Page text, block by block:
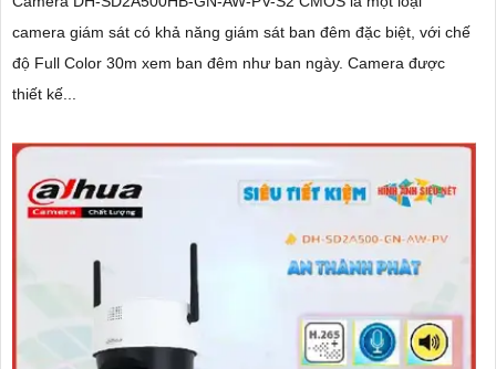
camera giám sát có khả năng giám sát ban đêm đặc biệt, với chế
độ Full Color 30m xem ban đêm như ban ngày. Camera được
thiết kế...